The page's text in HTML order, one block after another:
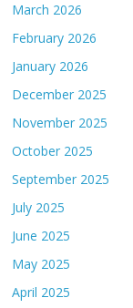
March 2026
February 2026
January 2026
December 2025
November 2025
October 2025
September 2025
July 2025
June 2025
May 2025
April 2025